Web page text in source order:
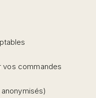
vos commandes